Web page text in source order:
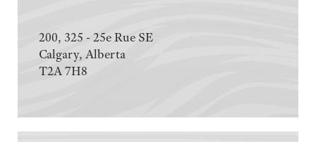
200, 325 - 25e Rue SE
Calgary, Alberta
T2A 7H8